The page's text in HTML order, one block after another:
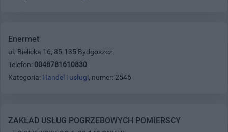
Enermet
ul. Bielicka 16, 85-135 Bydgoszcz
Telefon: 0048781610830
Kategoria: Handel i usługi, numer: 2546
ZAKŁAD USŁUG POGRZEBOWYCH POMIERSCY